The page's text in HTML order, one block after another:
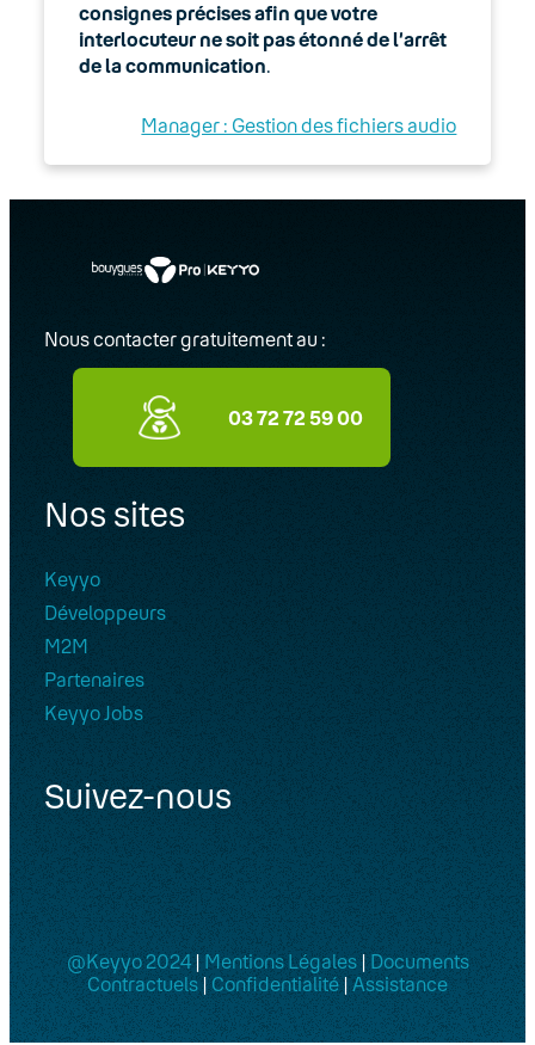
consignes précises afin que votre
interlocuteur ne soit pas étonné de l’arrêt
de la communication.
Manager : Gestion des fichiers audio
Nous contacter gratuitement au :
03 72 72 59 00
Nos sites
Keyyo
Développeurs
M2M
Partenaires
Keyyo Jobs
Suivez-nous
@Keyyo 2024| Mentions Légales|Documents
Contractuels|Confidentialité|Assistance